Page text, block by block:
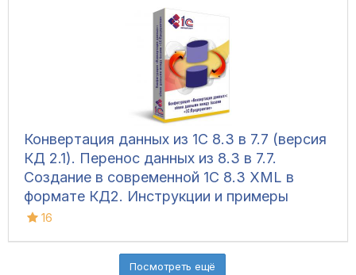
Конвертация данных из 1С 8.3 в 7.7 (версия
КД 2.1). Перенос данных из 8.3 в 7.7.
Создание в современной 1С 8.3 XML в
формате КД2. Инструкции и примеры
переноса данных из любой современной 1С
через Конвертацию данных 2
16
Посмотреть ещё